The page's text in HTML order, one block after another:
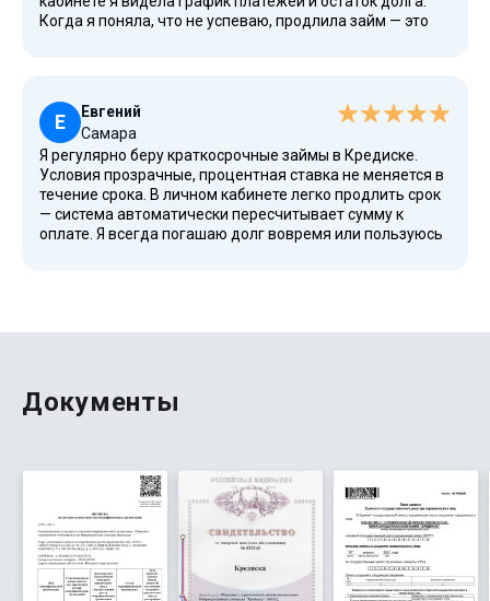
Когда я поняла, что не успеваю, продлила займ — это
Е
Евгений
Самара
Я регулярно беру краткосрочные займы в Кредиске.
Условия прозрачные, процентная ставка не меняется в
течение срока. В личном кабинете легко продлить срок
— система автоматически пересчитывает сумму к
оплате. Я всегда погашаю долг вовремя или пользуюсь
Документы